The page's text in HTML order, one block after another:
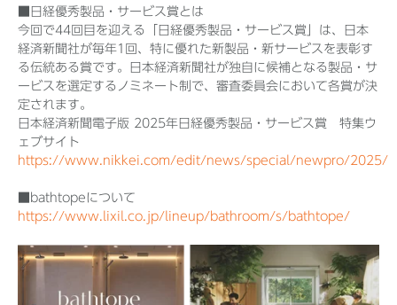
■日経優秀製品・サービス賞とは
今回で44回目を迎える「日経優秀製品・サービス賞」は、日本
経済新聞社が毎年1回、特に優れた新製品・新サービスを表彰す
る伝統ある賞です。日本経済新聞社が独自に候補となる製品・サ
ービスを選定するノミネート制で、審査委員会において各賞が決
定されます。
日本経済新聞電子版 2025年日経優秀製品・サービス賞 特集ウ
ェブサイト
https://www.nikkei.com/edit/news/special/newpro/2025/
■bathtopeについて
https://www.lixil.co.jp/lineup/bathroom/s/bathtope/